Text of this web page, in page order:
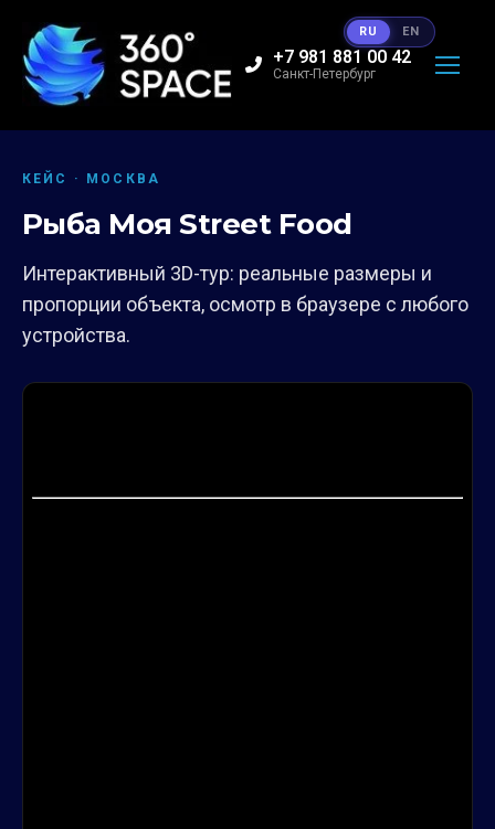
+7 981 881 00 42
Санкт-Петербург
КЕЙС · МОСКВА
Рыба Моя Street Food
Интерактивный 3D-тур: реальные размеры и
пропорции объекта, осмотр в браузере с любого
устройства.
RU EN